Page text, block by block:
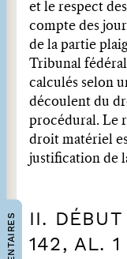
et le respect
compte des
de la partie
Tribunal
calculés selon
découlent du
procédural. Le
droit matériel
justification de
II.
142, AL. 1